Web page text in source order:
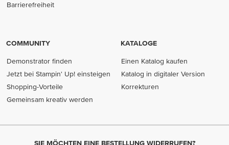
Barrierefreiheit
COMMUNITY
Demonstrator finden
Jetzt bei Stampin' Up! einsteigen
Shopping-Vorteile
Gemeinsam kreativ werden
KATALOGE
Einen Katalog kaufen
Katalog in digitaler Version
Korrekturen
SIE MÖCHTEN EINE BESTELLUNG WIDERRUFEN?